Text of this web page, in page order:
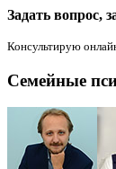
Задать вопрос,
Консультирую
Семейные